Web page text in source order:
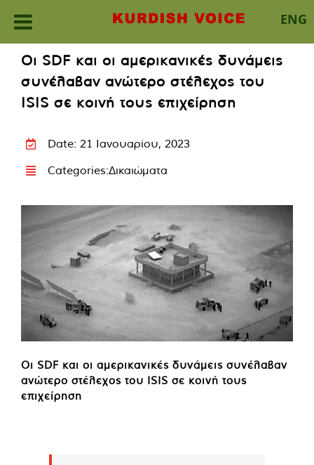
ENG
content
Οι SDF και οι αμερικανικές δυνάμεις
συνέλαβαν ανώτερο στέλεχος του
ISIS σε κοινή τους επιχείρηση
Date: 21 Ιανουαρίου, 2023
Categories:Δικαιώματα
Οι SDF και οι αμερικανικές δυνάμεις συνέλαβαν
ανώτερο στέλεχος του ISIS σε κοινή τους
επιχείρηση